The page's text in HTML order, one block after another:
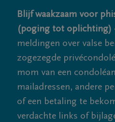
Blijf waakzaam voor
(poging tot oplichting)
meldingen over valse
zogezegde
mom van een
mailadressen, andere
of een betaling te
verdachte links of